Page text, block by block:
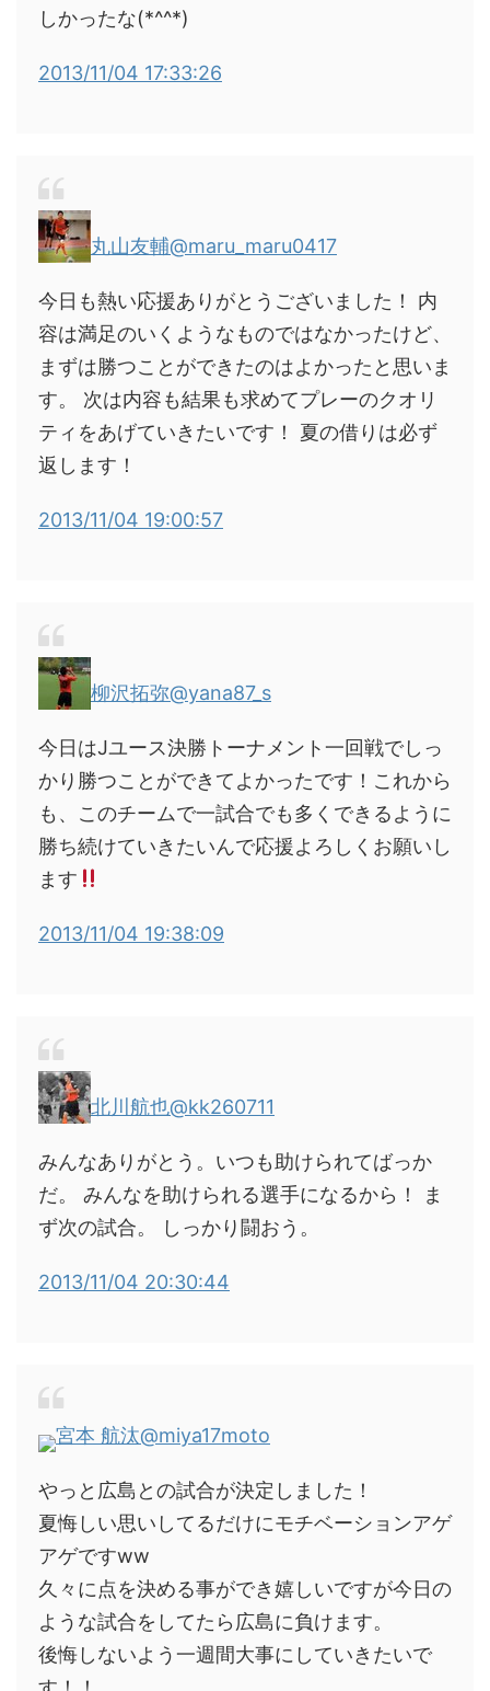
しかったな(*^^*)
2013/11/04 17:33:26
丸山友輔@maru_maru0417
今日も熱い応援ありがとうございました！ 内
容は満足のいくようなものではなかったけど、
まずは勝つことができたのはよかったと思いま
す。 次は内容も結果も求めてプレーのクオリ
ティをあげていきたいです！ 夏の借りは必ず
返します！
2013/11/04 19:00:57
柳沢拓弥@yana87_s
今日はJユース決勝トーナメント一回戦でしっ
かり勝つことができてよかったです！これから
も、このチームで一試合でも多くできるように
勝ち続けていきたいんで応援よろしくお願いし
ます
2013/11/04 19:38:09
北川航也@kk260711
みんなありがとう。いつも助けられてばっか
だ。 みんなを助けられる選手になるから！ ま
ず次の試合。 しっかり闘おう。
2013/11/04 20:30:44
宮本 航汰@miya17moto
やっと広島との試合が決定しました！
夏悔しい思いしてるだけにモチベーションアゲ
アゲですww
久々に点を決める事ができ嬉しいですが今日の
ような試合をしてたら広島に負けます。
後悔しないよう一週間大事にしていきたいで